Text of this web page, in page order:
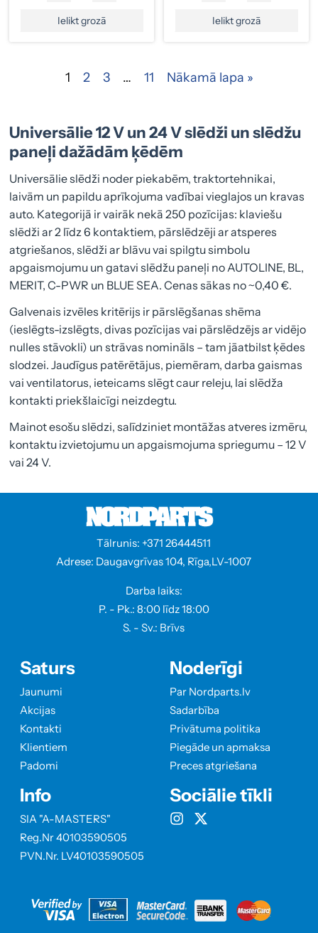
Ielikt grozā Ielikt grozā
1 2 3 … 11 Nākamā lapa »
Universālie 12 V un 24 V slēdži un slēdžu
paneļi dažādām ķēdēm
Universālie slēdži noder piekabēm, traktortehnikai,
laivām un papildu aprīkojuma vadībai vieglajos un kravas
auto. Kategorijā ir vairāk nekā 250 pozīcijas: klaviešu
slēdži ar 2 līdz 6 kontaktiem, pārslēdzēji ar atsperes
atgriešanos, slēdži ar blāvu vai spilgtu simbolu
apgaismojumu un gatavi slēdžu paneļi no AUTOLINE, BL,
MERIT, C-PWR un BLUE SEA. Cenas sākas no ~0,40 €.
Galvenais izvēles kritērijs ir pārslēgšanas shēma
(ieslēgts-izslēgts, divas pozīcijas vai pārslēdzējs ar vidējo
nulles stāvokli) un strāvas nomināls – tam jāatbilst ķēdes
slodzei. Jaudīgus patērētājus, piemēram, darba gaismas
vai ventilatorus, ieteicams slēgt caur releju, lai slēdža
kontakti priekšlaicīgi neizdegtu.
Mainot esošu slēdzi, salīdziniet montāžas atveres izmēru,
kontaktu izvietojumu un apgaismojuma spriegumu – 12 V
vai 24 V.
Tālrunis: +371 26444511
Adrese: Daugavgrīvas 104, Rīga,LV-1007
Darba laiks:
P. - Pk.: 8:00 līdz 18:00
S. - Sv.: Brīvs
Saturs
Jaunumi
Akcijas
Kontakti
Klientiem
Padomi
Info
SIA "A-MASTERS"
Reg.Nr 40103590505
PVN.Nr. LV40103590505
Noderīgi
Par Nordparts.lv
Sadarbība
Privātuma politika
Piegāde un apmaksa
Preces atgriešana
Sociālie tīkli